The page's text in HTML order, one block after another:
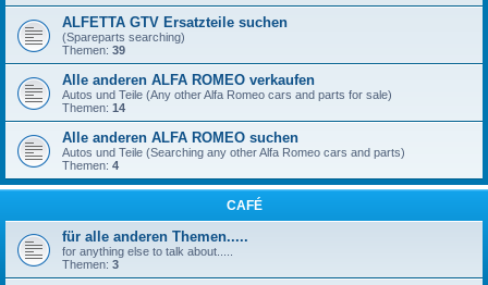
ALFETTA GTV Ersatzteile suchen
(Spareparts searching)
Themen: 39
Alle anderen ALFA ROMEO verkaufen
Autos und Teile (Any other Alfa Romeo cars and parts for sale)
Themen: 14
Alle anderen ALFA ROMEO suchen
Autos und Teile (Searching any other Alfa Romeo cars and parts)
Themen: 4
CAFÉ
für alle anderen Themen.....
for anything else to talk about.....
Themen: 3